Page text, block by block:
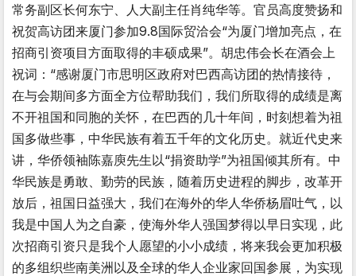
常务副区长何东宁、人大副主任肖纯华等。官员高度赞扬和
祝贺高访团来厦门参加9.8国际贸洽会“为厦门增加亮点，在
招商引资项目方面取得的丰硕成果”。胡忠伟会长在酒会上
祝词：“感谢厦门市思明区政府对巴西高访团的热情接待，
在与会期间多方面全方位帮助我们，我们所取得的成绩是离
不开祖国和同胞的关怀，在巴西的几十年间，时刻想着为祖
国多做些事，中华民族有着五千年的文化历史。就近代史来
讲，华侨领袖陈嘉庾先生以“捐资助学”为祖国倾其所有。中
华民族是勇敢、勤劳的民族，随着历史进程的脚步，改革开
放后，祖国日益强大，我们在海外的华人华侨杨眉吐气，以
我是中国人为之自豪，使海外华人强国梦得以早日实现，此
次招商引资只是我个人愿望的小小成绩，将来我会更加积极
的多组织些南美洲以及全球的华人企业家回国参展，为实现